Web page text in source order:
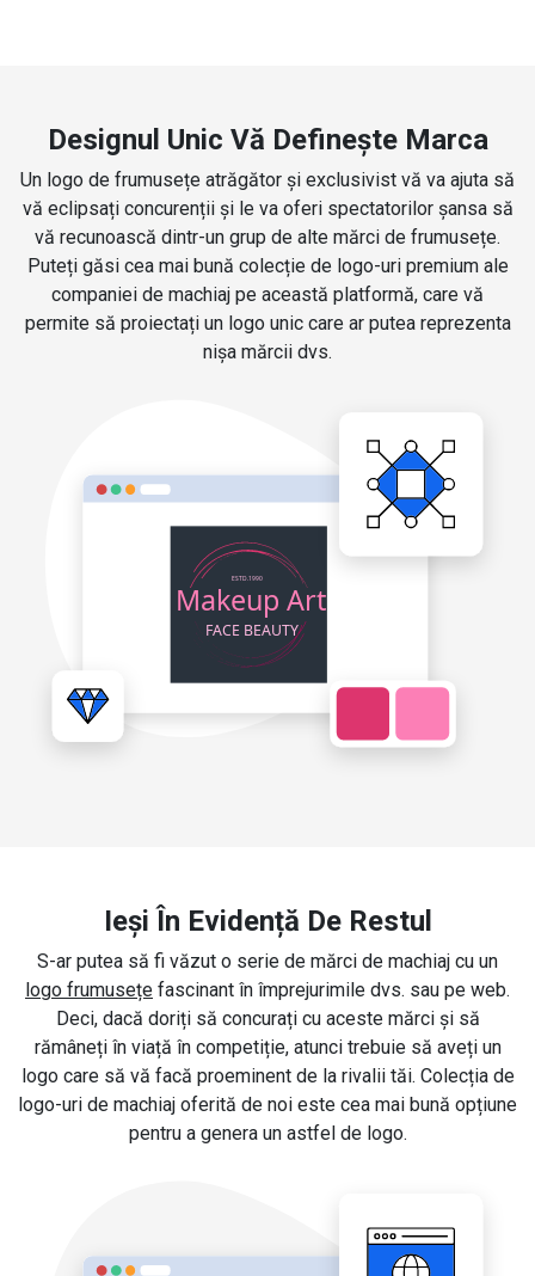
Designul Unic Vă Definește Marca
Un logo de frumusețe atrăgător și exclusivist vă va ajuta să
vă eclipsați concurenții și le va oferi spectatorilor șansa să
vă recunoască dintr-un grup de alte mărci de frumusețe.
Puteți găsi cea mai bună colecție de logo-uri premium ale
companiei de machiaj pe această platformă, care vă
permite să proiectați un logo unic care ar putea reprezenta
nișa mărcii dvs.
Ieși În Evidență De Restul
S-ar putea să fi văzut o serie de mărci de machiaj cu un
logo frumusețe fascinant în împrejurimile dvs. sau pe web.
Deci, dacă doriți să concurați cu aceste mărci și să
rămâneți în viață în competiție, atunci trebuie să aveți un
logo care să vă facă proeminent de la rivalii tăi. Colecția de
logo-uri de machiaj oferită de noi este cea mai bună opțiune
pentru a genera un astfel de logo.